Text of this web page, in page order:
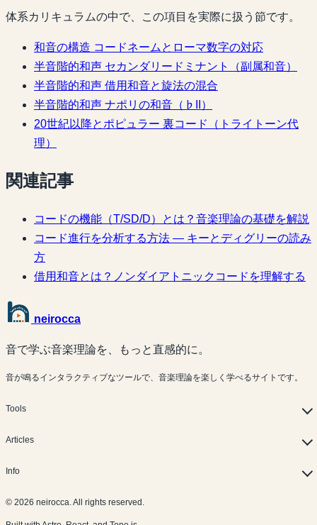
体系カリキュラムの中で、この項目を実際に扱う節です。
和音の構造 コードネームとローマ数字の対応
半音階的和声 セカンダリードミナント（副属和音）
半音階的和声 借用和音と旋法の混合
半音階的和声 ナポリの和音（♭II）
20世紀以降とポピュラー 裏コード（トライトーン代
理）
関連記事
コードの機能（T/SD/D）とは？音楽理論の基礎を解説
コード進行を分析する方法 — キーとディグリーの読み
方
借用和音とは？ノンダイアトニックコードを理解する
neirocca
音で学ぶ音楽理論を、もっと直感的に。
音が鳴るインタラクティブなツールで、音楽理論を楽しく学べるサイトです。
Tools
Articles
Info
© 2026 neirocca. All rights reserved.